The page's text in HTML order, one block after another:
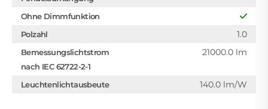
Ohne Dimmfunktion
Polzahl
1.0
Bemessungslichtstrom
nach IEC 62722-2-1
21000.0 lm
Leuchtenlichtausbeute 140.0 lm/W